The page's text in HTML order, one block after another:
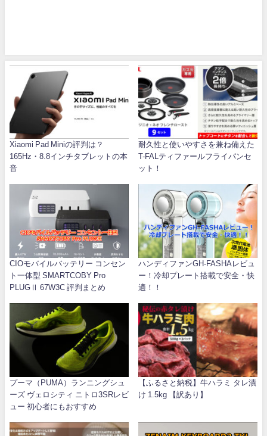
Xiaomi Pad Miniの評判は？
165Hz・8.8インチタブレットの本
音
耐久性と使いやすさを兼ね備えた
T-FALティファールフライパンセ
ット！
CIOモバイルバッテリー コンセン
ト一体型 SMARTCOBY Pro
PLUGⅡ 67W3C 評判まとめ
ハンディファンGH-FASHAレビュ
ー！冷却プレート搭載で安全・快
適！！
プーマ（PUMA）ランニングシュ
ーズ ヴェロシティ ニトロ3SRレビ
ュー 初心者にもおすすめ
【ふるさと納税】牛ハラミ タレ漬
け 1.5kg 【訳あり】